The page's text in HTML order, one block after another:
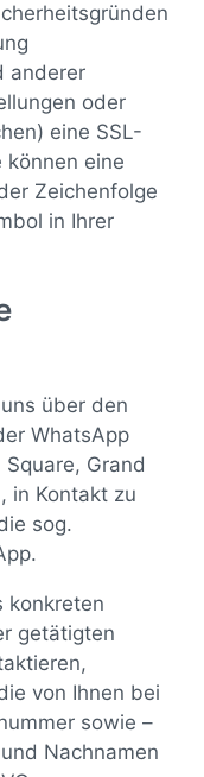
anderer
oder
eine SSL-
können eine
Zeichenfolge
in Ihrer
über den
WhatsApp
Grand
in Kontakt zu
sog.
konkreten
getätigten
von Ihnen bei
sowie –
Nachnamen